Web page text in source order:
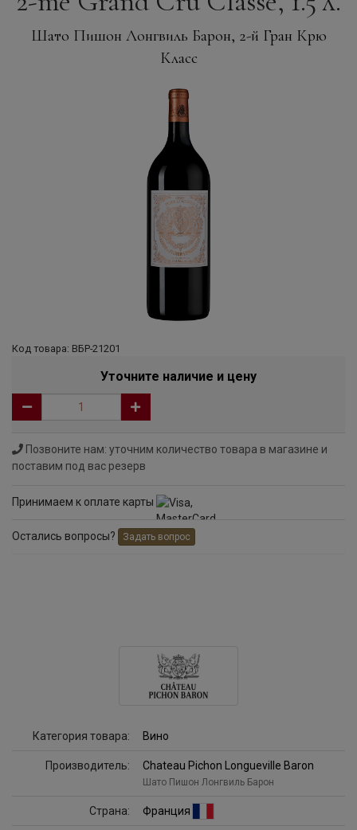
Шато Пишон Лонгвиль Барон, 2-й Гран Крю
Класс
Код товара: ВБР-21201
Уточните наличие и цену
Позвоните нам: уточним количество товара в магазине и
поставим под вас резерв
Принимаем к оплате карты
Остались вопросы? Задать вопрос
Категория товара: Вино
Производитель: Chateau Pichon Longueville Baron
Шато Пишон Лонгвиль Барон
Страна: Франция